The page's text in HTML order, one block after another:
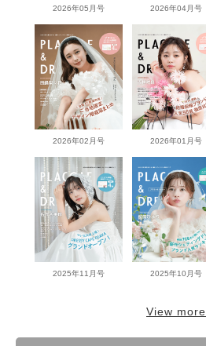
2026年05月号 2026年04月号
2026年02月号 2026年01月号
2025年11月号 2025年10月号
View more